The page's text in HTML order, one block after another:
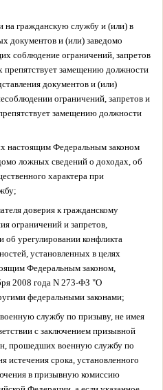
на гражданскую службу и (или) в
документов и (или) заведомо
соблюдение ограничений, запретов
замещению должности
документов и (или)
ограничений, запретов и
замещению должности
настоящим Федеральным законом
ложных сведений о доходах, об
характера при
доверия к гражданскому
ограничений и запретов,
урегулировании конфликта
установленных в целях
Федеральным законом,
2008 года N 273-ФЗ "О
федеральными законами;
службу по призыву, не имея
с заключением призывной
прошедших военную службу по
истечения срока, установленного
в призывную комиссию